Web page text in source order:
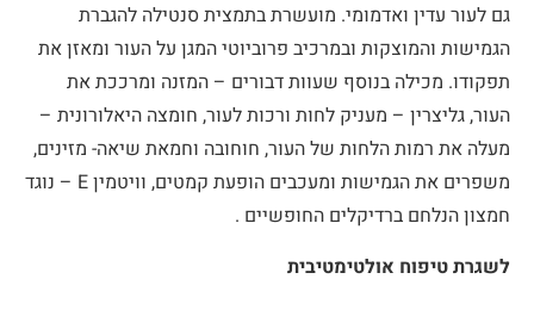
גם לעור עדין ואדמומי. מועשרת בתמצית סנטילה להגברת
הגמישות והמוצקות ובמרכיב פרוביוטי המגן על העור ומאזן את
תפקודו. מכילה בנוסף שעוות דבורים – המזנה ומרככת את
העור, גליצרין – מעניק לחות ורכות לעור, חומצה היאלורונית –
מעלה את רמות הלחות של העור, חוחובה וחמאת שיאה- מזינים,
משפרים את הגמישות ומעכבים הופעת קמטים, וויטמין E – נוגד
חמצון הנלחם ברדיקלים החופשיים .
לשגרת טיפוח אולטימטיבית